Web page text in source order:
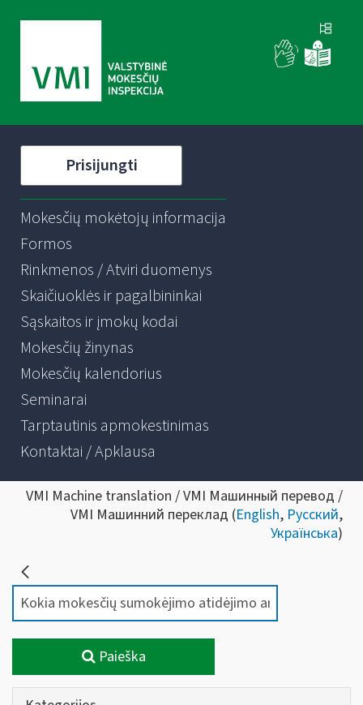
Prisijungti
Mokesčių mokėtojų informacija
Formos
Rinkmenos / Atviri duomenys
Skaičiuoklės ir pagalbininkai
Sąskaitos ir įmokų kodai
Mokesčių žinynas
Mokesčių kalendorius
Seminarai
Tarptautinis apmokestinimas
Kontaktai / Apklausa
VMI Machine translation / VMI Машинный перевод /
VMI Машинний переклад (English, Русский,
Українська)
Paieška